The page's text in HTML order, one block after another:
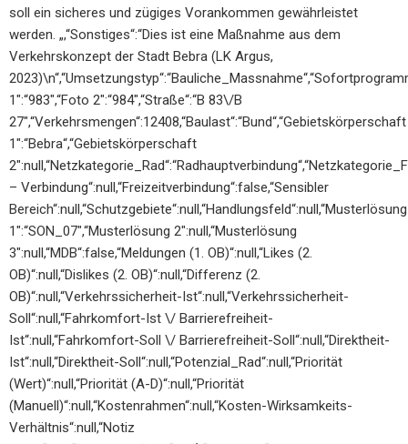
soll ein sicheres und zügiges Vorankommen gewährleistet
werden. „,“Sonstiges“:“Dies ist eine Maßnahme aus dem
Verkehrskonzept der Stadt Bebra (LK Argus,
1″:“983″,“Foto 2″:“984″,“Straße“:“B 83\/B
27″,“Verkehrsmengen“:12408,“Baulast“:“Bund“,“Gebietskörperschaft
1″:“Bebra“,“Gebietskörperschaft
– Verbindung“:null,“Freizeitverbindung“:false,“Sensibler
Bereich“:null,“Schutzgebiete“:null,“Handlungsfeld“:null,“Musterlösung
1″:“SON_07″,“Musterlösung 2″:null,“Musterlösung
3″:null,“MDB“:false,“Meldungen (1. OB)“:null,“Likes (2.
OB)“:null,“Dislikes (2. OB)“:null,“Differenz (2.
OB)“:null,“Verkehrssicherheit-Ist“:null,“Verkehrssicherheit-
Soll“:null,“Fahrkomfort-Ist \/ Barrierefreiheit-
Ist“:null,“Fahrkomfort-Soll \/ Barrierefreiheit-Soll“:null,“Direktheit-
Ist“:null,“Direktheit-Soll“:null,“Potenzial_Rad“:null,“Priorität
(Wert)“:null,“Priorität (A-D)“:null,“Priorität
(Manuell)“:null,“Kostenrahmen“:null,“Kosten-Wirksamkeits-
Verhältnis“:null,“Notiz